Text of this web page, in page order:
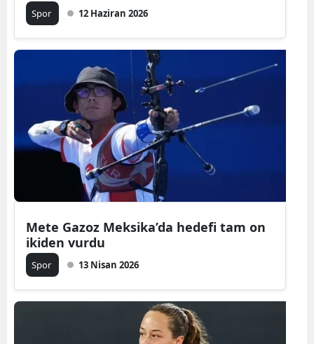
Spor 12 Haziran 2026
Mete Gazoz Meksika’da hedefi tam on
ikiden vurdu
Spor 13 Nisan 2026